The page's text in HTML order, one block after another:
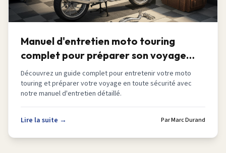
Manuel d'entretien moto touring
complet pour préparer son voyage
2026
Découvrez un guide complet pour entretenir votre moto
touring et préparer votre voyage en toute sécurité avec
notre manuel d'entretien détaillé.
Lire la suite → ParMarc Durand